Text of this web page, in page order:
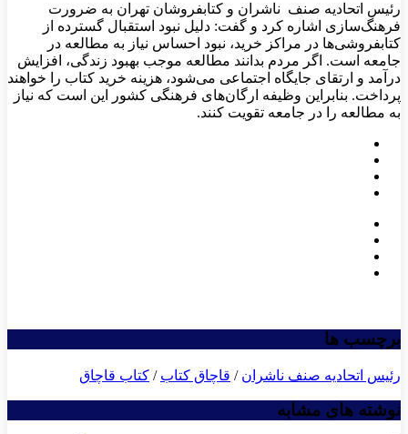
رئیس اتحادیه صنف ناشران و كتابفروشان تهران به ضرورت
فرهنگ‌سازی اشاره كرد و گفت: دلیل نبود استقبال گسترده از
كتابفروشی‌ها در مراكز خرید، نبود احساس نیاز به مطالعه در
جامعه است. اگر مردم بدانند مطالعه موجب بهبود زندگی، افزایش
درآمد و ارتقای جایگاه اجتماعی می‌شود، هزینه خرید كتاب را خواهند
پرداخت. بنابراین وظیفه ارگان‌های فرهنگی كشور این است كه نیاز
به مطالعه را در جامعه تقویت كنند.
برچسب ها
رئیس اتحادیه صنف ناشران / قاچاق كتاب / كتاب قاچاق
نوشته های مشابه